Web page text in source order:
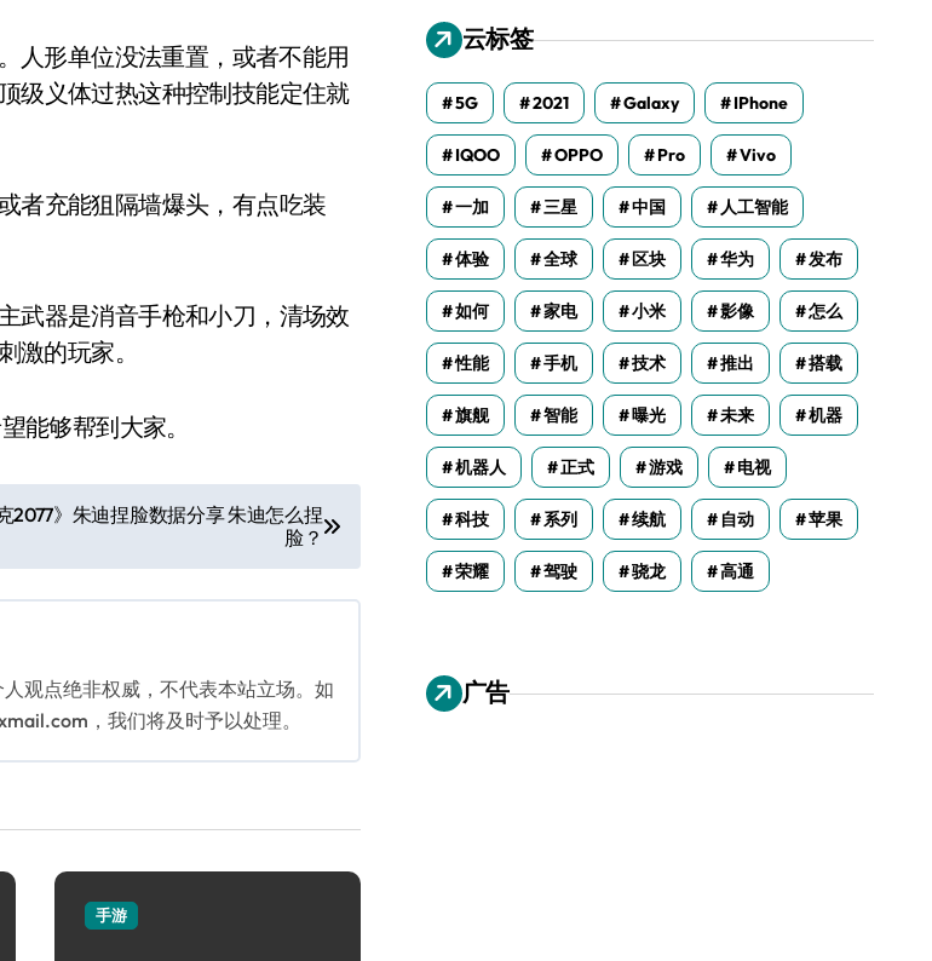
形单位没法重置，或者不能用
级义体过热这种控制技能定住就
充能狙隔墙爆头，有点吃装
器是消音手枪和小刀，清场效
激的玩家。
够帮到大家。
2077》朱迪捏脸数据分享 朱迪怎么捏
脸？
观点绝非权威，不代表本站立场。如
，我们将及时予以处理。
手游
云标签
5G 2021 Galaxy IPhone
IQOO OPPO Pro Vivo
一加 三星 中国 人工智能
体验 全球 区块 华为 发布
如何 家电 小米 影像 怎么
性能 手机 技术 推出 搭载
旗舰 智能 曝光 未来 机器
机器人 正式 游戏 电视
科技 系列 续航 自动 苹果
荣耀 驾驶 骁龙 高通
广告